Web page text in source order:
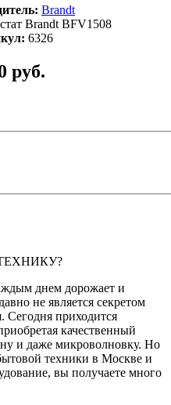
Brandt
Brandt BFV1508
6326
руб.
днем дорожает и
не является секретом
Сегодня приходится
качественный
и даже микроволновку. Но
техники в Москве и
вы получаете много